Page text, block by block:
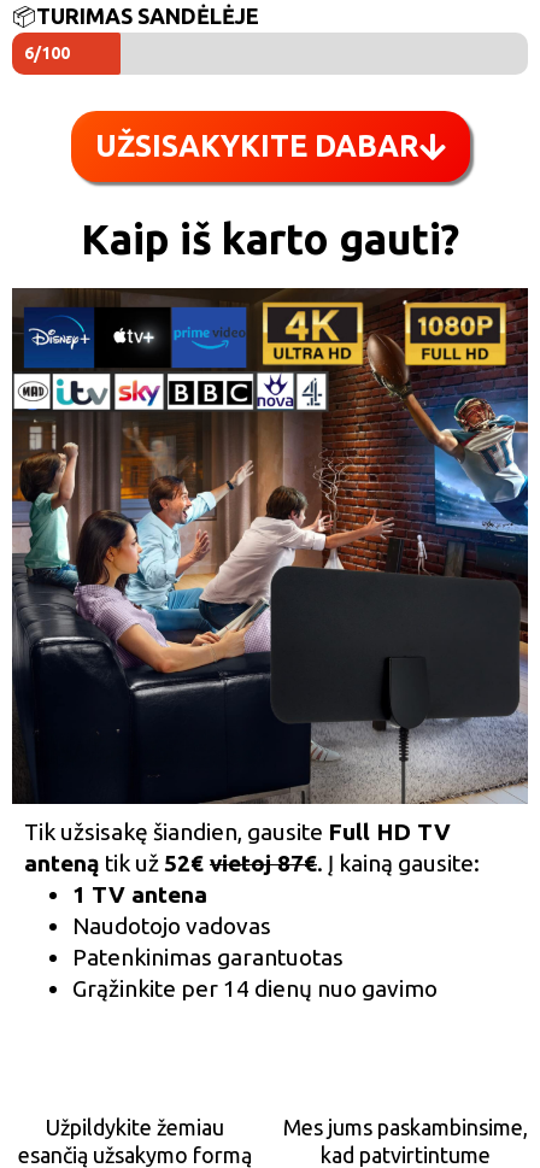
📦TURIMAS SANDĖLĖJE
6/100
UŽSISAKYKITE DABAR
Kaip iš karto gauti?
Tik užsisakę šiandien, gausite Full HD TV
anteną tik už52€ vietoj 87€. Į kainą gausite:
1 TV antena
Naudotojo vadovas
Patenkinimas garantuotas
Grąžinkite per 14 dienų nuo gavimo
Užpildykite žemiau
esančią užsakymo formą
Mes jums paskambinsime,
kad patvirtintume